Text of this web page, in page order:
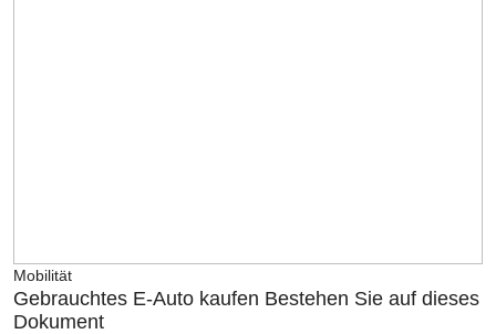
Mobilität
Gebrauchtes E-Auto kaufen Bestehen Sie auf dieses
Dokument